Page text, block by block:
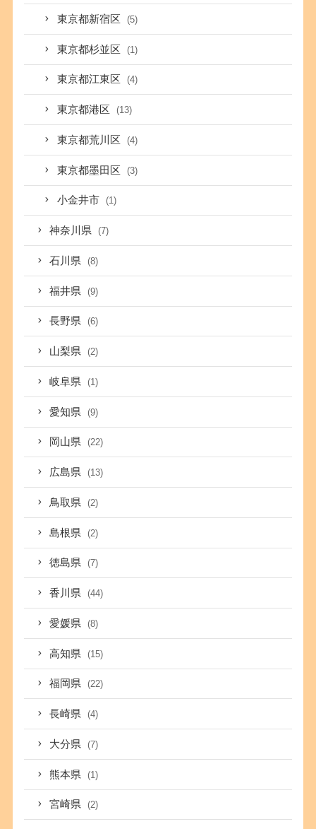
東京都新宿区 (5)
東京都杉並区 (1)
東京都江東区 (4)
東京都港区 (13)
東京都荒川区 (4)
東京都墨田区 (3)
小金井市 (1)
神奈川県 (7)
石川県 (8)
福井県 (9)
長野県 (6)
山梨県 (2)
岐阜県 (1)
愛知県 (9)
岡山県 (22)
広島県 (13)
鳥取県 (2)
島根県 (2)
徳島県 (7)
香川県 (44)
愛媛県 (8)
高知県 (15)
福岡県 (22)
長崎県 (4)
大分県 (7)
熊本県 (1)
宮崎県 (2)